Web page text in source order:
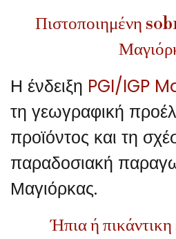
Πιστοποιημένη
Η ένδειξη PGI/IGP
τη γεωγραφική
προϊόντος και τη
παραδοσιακή
Μαγιόρκας.
Ήπια ή